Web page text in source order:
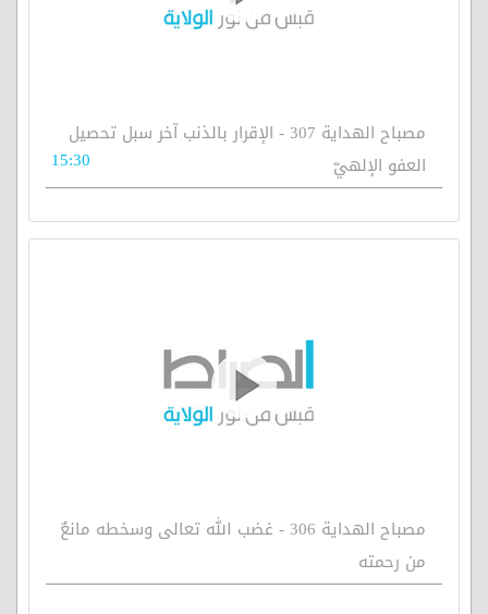
مصباح الهداية 307 - الإقرار بالذنب آخر سبل تحصيل
العفو الإلهيّ
15:30
مصباح الهداية 306 - غضب الله تعالى وسخطه مانعٌ
من رحمته